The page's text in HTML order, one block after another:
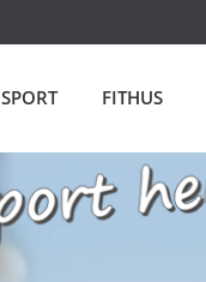
SPORT FITHUS